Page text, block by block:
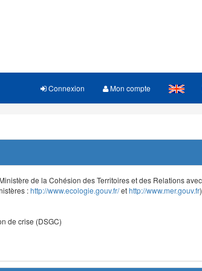
Connexion Mon compte
de la Cohésion des Territoires et des Relations
:http://www.ecologie.gouv.fr/ethttp://www.mer.gouv.fr
de crise (DSGC)